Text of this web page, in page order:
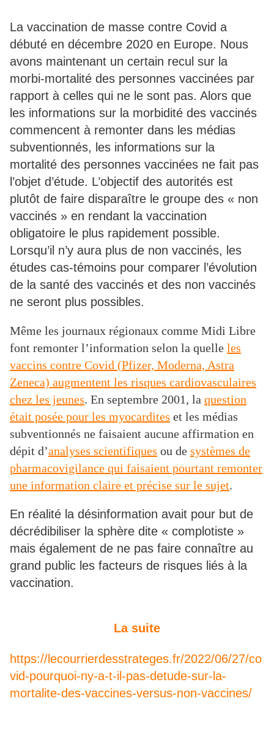
La vaccination de masse contre Covid a
débuté en décembre 2020 en Europe. Nous
avons maintenant un certain recul sur la
morbi-mortalité des personnes vaccinées par
rapport à celles qui ne le sont pas. Alors que
les informations sur la morbidité des vaccinés
commencent à remonter dans les médias
subventionnés, les informations sur la
mortalité des personnes vaccinées ne fait pas
l’objet d’étude. L’objectif des autorités est
plutôt de faire disparaître le groupe des « non
vaccinés » en rendant la vaccination
obligatoire le plus rapidement possible.
Lorsqu’il n’y aura plus de non vaccinés, les
études cas-témoins pour comparer l’évolution
de la santé des vaccinés et des non vaccinés
ne seront plus possibles.
Même les journaux régionaux comme Midi Libre
font remonter l’information selon la quelle les
vaccins contre Covid (Pfizer, Moderna, Astra
Zeneca) augmentent les risques cardiovasculaires
chez les jeunes. En septembre 2001, la question
était posée pour les myocardites et les médias
subventionnés ne faisaient aucune affirmation en
dépit d’analyses scientifiques ou de systèmes de
pharmacovigilance qui faisaient pourtant remonter
une information claire et précise sur le sujet.
En réalité la désinformation avait pour but de
décrédibiliser la sphère dite « complotiste »
mais également de ne pas faire connaître au
grand public les facteurs de risques liés à la
vaccination.
La suite
https://lecourrierdesstrateges.fr/2022/06/27/co
vid-pourquoi-ny-a-t-il-pas-detude-sur-la-
mortalite-des-vaccines-versus-non-vaccines/